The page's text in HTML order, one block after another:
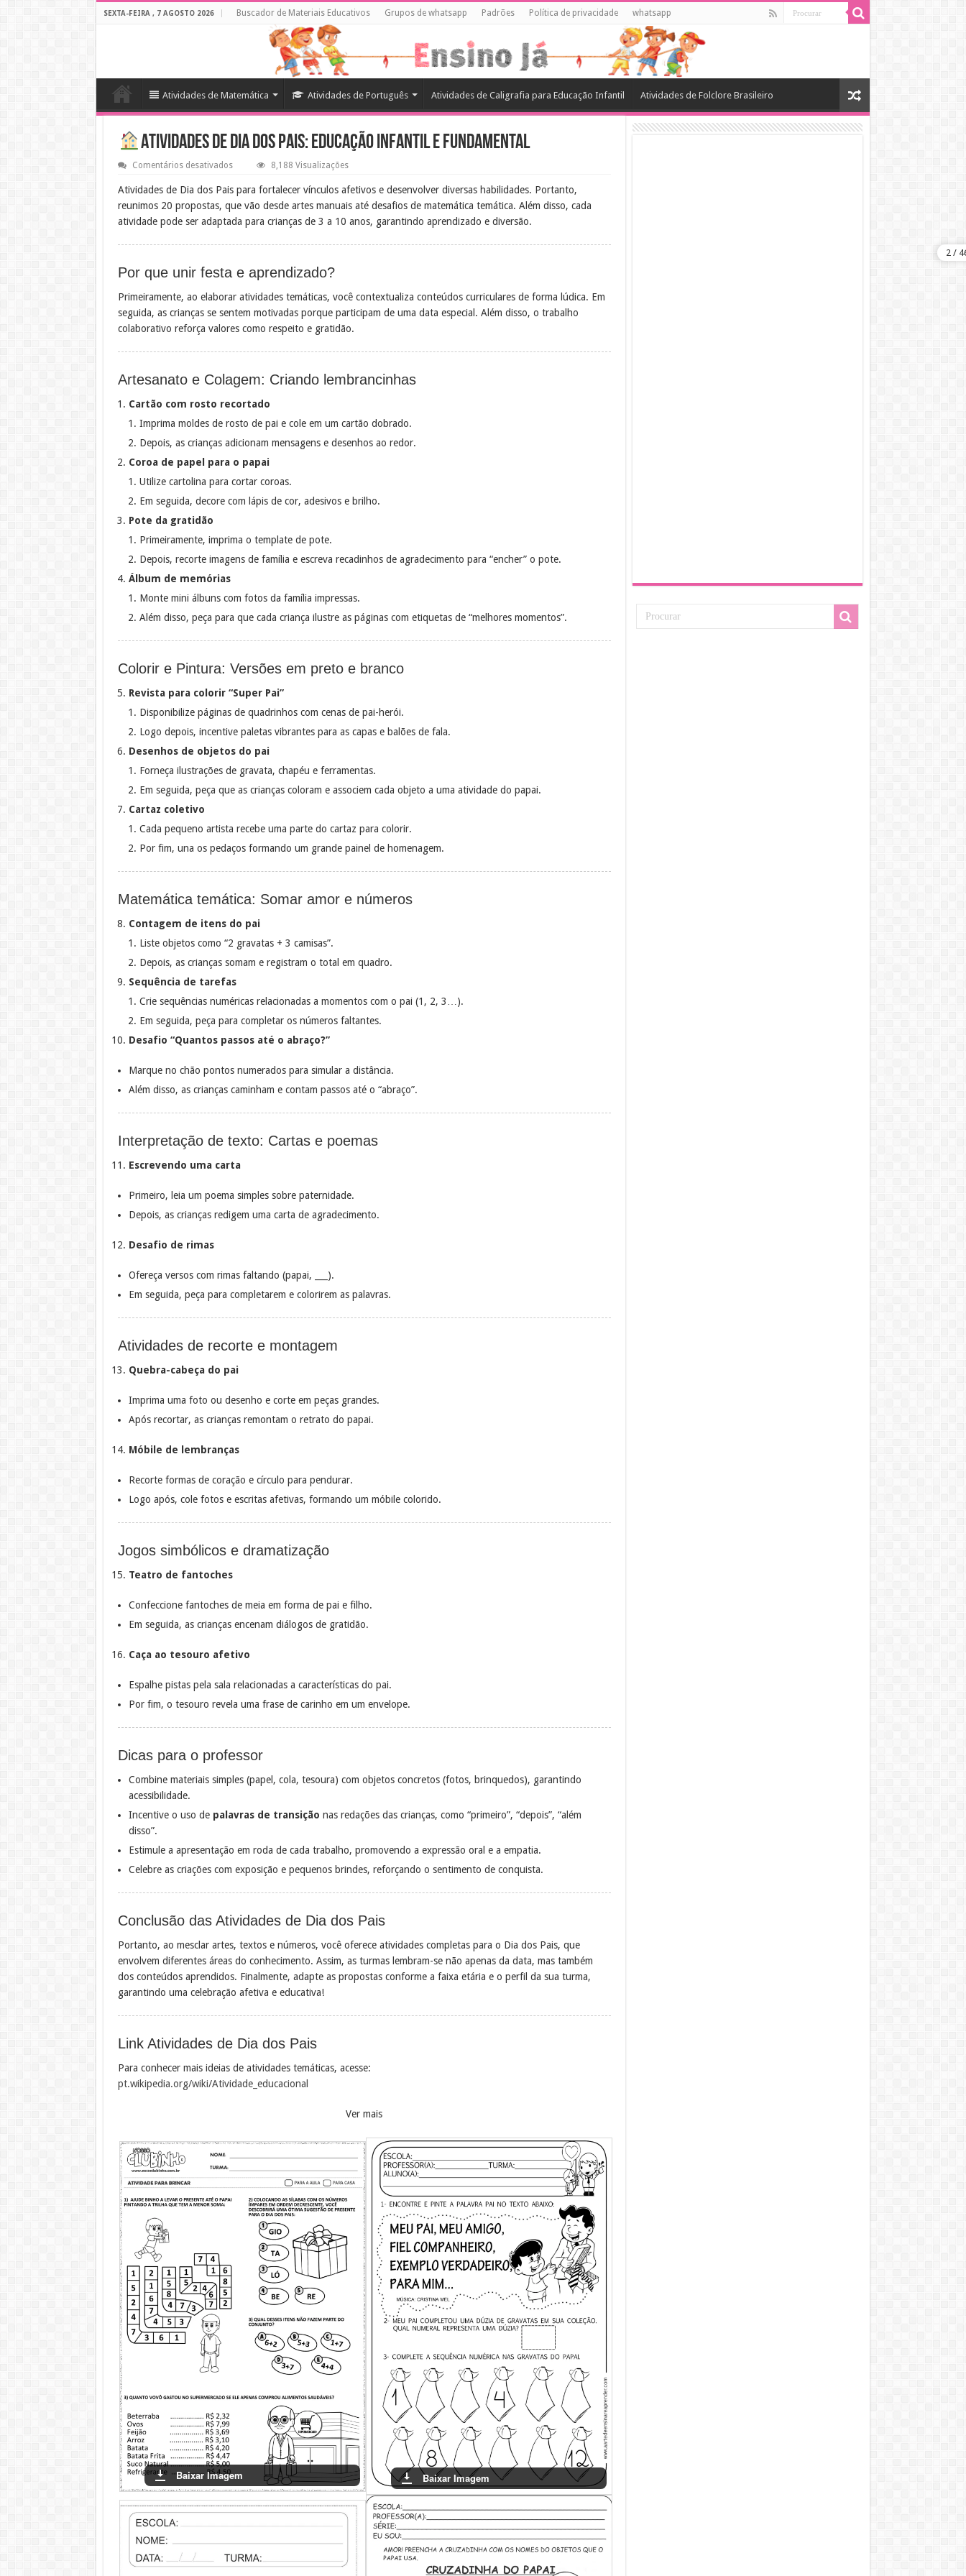
SEXTA-FEIRA , 7 AGOSTO 2026 Buscador de Materiais Educativos Grupos de whatsapp Padrões Política de privacidade whatsapp
Atividades de Matemática Atividades de Português Atividades de Caligrafia para Educação Infantil Atividades de Folclore Brasileiro
Atividades de Dia dos Pais: Educação Infantil e Fundamental
Comentários desativadosem
Dia
dos
Pais:
Educação
e
8,188 Visualizações
Atividades de Dia dos Pais para fortalecer vínculos afetivos e desenvolver diversas habilidades. Portanto,
reunimos 20 propostas, que vão desde artes manuais até desafios de matemática temática. Além disso, cada
atividade pode ser adaptada para crianças de 3 a 10 anos, garantindo aprendizado e diversão.
Por que unir festa e aprendizado?
Primeiramente, ao elaborar atividades temáticas, você contextualiza conteúdos curriculares de forma lúdica. Em
seguida, as crianças se sentem motivadas porque participam de uma data especial. Além disso, o trabalho
colaborativo reforça valores como respeito e gratidão.
Artesanato e Colagem: Criando lembrancinhas
Cartão com rosto recortado
Imprima moldes de rosto de pai e cole em um cartão dobrado.
Depois, as crianças adicionam mensagens e desenhos ao redor.
Coroa de papel para o papai
Utilize cartolina para cortar coroas.
Em seguida, decore com lápis de cor, adesivos e brilho.
Pote da gratidão
Primeiramente, imprima o template de pote.
Depois, recorte imagens de família e escreva recadinhos de agradecimento para “encher” o pote.
Álbum de memórias
Monte mini álbuns com fotos da família impressas.
Além disso, peça para que cada criança ilustre as páginas com etiquetas de “melhores momentos”.
Colorir e Pintura: Versões em preto e branco
Revista para colorir “Super Pai”
Disponibilize páginas de quadrinhos com cenas de pai-herói.
Logo depois, incentive paletas vibrantes para as capas e balões de fala.
Desenhos de objetos do pai
Forneça ilustrações de gravata, chapéu e ferramentas.
Em seguida, peça que as crianças coloram e associem cada objeto a uma atividade do papai.
Cartaz coletivo
Cada pequeno artista recebe uma parte do cartaz para colorir.
Por fim, una os pedaços formando um grande painel de homenagem.
Matemática temática: Somar amor e números
Contagem de itens do pai
Liste objetos como “2 gravatas + 3 camisas”.
Depois, as crianças somam e registram o total em quadro.
Sequência de tarefas
Crie sequências numéricas relacionadas a momentos com o pai (1, 2, 3…).
Em seguida, peça para completar os números faltantes.
Desafio “Quantos passos até o abraço?”
Marque no chão pontos numerados para simular a distância.
Além disso, as crianças caminham e contam passos até o “abraço”.
Interpretação de texto: Cartas e poemas
Escrevendo uma carta
Primeiro, leia um poema simples sobre paternidade.
Depois, as crianças redigem uma carta de agradecimento.
Desafio de rimas
Ofereça versos com rimas faltando (papai, ___).
Em seguida, peça para completarem e colorirem as palavras.
Atividades de recorte e montagem
Quebra-cabeça do pai
Imprima uma foto ou desenho e corte em peças grandes.
Após recortar, as crianças remontam o retrato do papai.
Móbile de lembranças
Recorte formas de coração e círculo para pendurar.
Logo após, cole fotos e escritas afetivas, formando um móbile colorido.
Jogos simbólicos e dramatização
Teatro de fantoches
Confeccione fantoches de meia em forma de pai e filho.
Em seguida, as crianças encenam diálogos de gratidão.
Caça ao tesouro afetivo
Espalhe pistas pela sala relacionadas a características do pai.
Por fim, o tesouro revela uma frase de carinho em um envelope.
Dicas para o professor
Combine materiais simples (papel, cola, tesoura) com objetos concretos (fotos, brinquedos), garantindo
acessibilidade.
Incentive o uso de palavras de transição nas redações das crianças, como “primeiro”, “depois”, “além
disso”.
Estimule a apresentação em roda de cada trabalho, promovendo a expressão oral e a empatia.
Celebre as criações com exposição e pequenos brindes, reforçando o sentimento de conquista.
Conclusão das Atividades de Dia dos Pais
Portanto, ao mesclar artes, textos e números, você oferece atividades completas para o Dia dos Pais, que
envolvem diferentes áreas do conhecimento. Assim, as turmas lembram-se não apenas da data, mas também
dos conteúdos aprendidos. Finalmente, adapte as propostas conforme a faixa etária e o perfil da sua turma,
garantindo uma celebração afetiva e educativa!
Link Atividades de Dia dos Pais
Para conhecer mais ideias de atividades temáticas, acesse:
pt.wikipedia.org/wiki/Atividade_educacional
Ver mais
Baixar Imagem Baixar Imagem